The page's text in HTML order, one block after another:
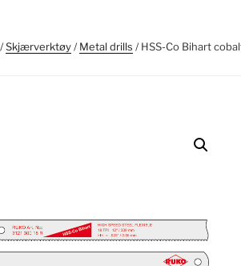
/Skjærverktøy/Metal drills / HSS-Co Bihart